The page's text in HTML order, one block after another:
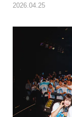
2026.04.25